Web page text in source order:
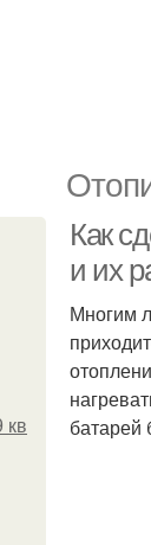
кв
Как
и их
Многим
батарей